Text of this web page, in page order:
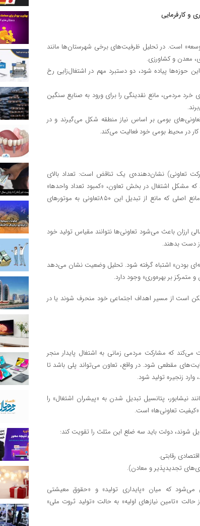
و کارفرمایی
است. در تحلیل ظرفیت‌های برخی شهرستان‌ها مانند
معدن و کشاورزی.
پیاده شود، دو دستبرد مهم در اشتغال‌زایی رخ
خرد مردمی، مانع نقدینگی را برای ورود به صنایع سنگین
بومی بر اساس نیاز منطقه شکل می‌گیرند و در
کار در محیط بومی خود فعالیت می‌کند.
موجود از شهرستان نیشابور (فعالیت حدود ۸۵۰شرکت تعاونی) نشان‌دهنده‌ی یک تناقض است: تعداد بالای
مشکل اشتغال در بخش تعاون، «کمبود تعداد واحدها»
نیست، بلکه «ضعف در مدیریت و تامین منابع» است. سه مانع اصلی که مانع از تبدیل این ۸۵۰تعاونی به موتورهای
ارزان باعث می‌شود تعاونی‌ها نتوانند مقیاس تولید خود
دست بدهند.
بودن» اشتباه گرفته شود. تحلیل وضعیت نشان می‌دهد
متمرکز بر بهره‌وری» وجود دارد.
است از مسیر اهداف اجتماعی خود منحرف شوند یا در
می‌کند که مشارکت مردمی زمانی به اشتغال پایدار منجر
مقطعی شود. در واقع، تعاون می‌تواند پلی باشد تا
زنجیره تولید شود.
نیشابور، پتانسیل تبدیل شدن به «پیشران اشتغال» را
«کیفیت تعاونی‌ها» است.
شوند، دولت باید سه ضلع این مثلث را تقویت کند:
رقابتی.
تجدیدپذیر و معادن).
می‌شود که میان «پایداری تولید» و «حقوق معیشتی
حالت «تامین نیازهای اولیه» به حالت «تولید ثروت ملی»